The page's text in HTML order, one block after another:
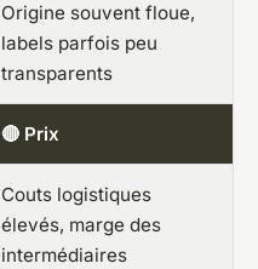
Origine souvent floue,
labels parfois peu
transparents
🔴 Prix
Couts logistiques
élevés, marge des
intermédiaires